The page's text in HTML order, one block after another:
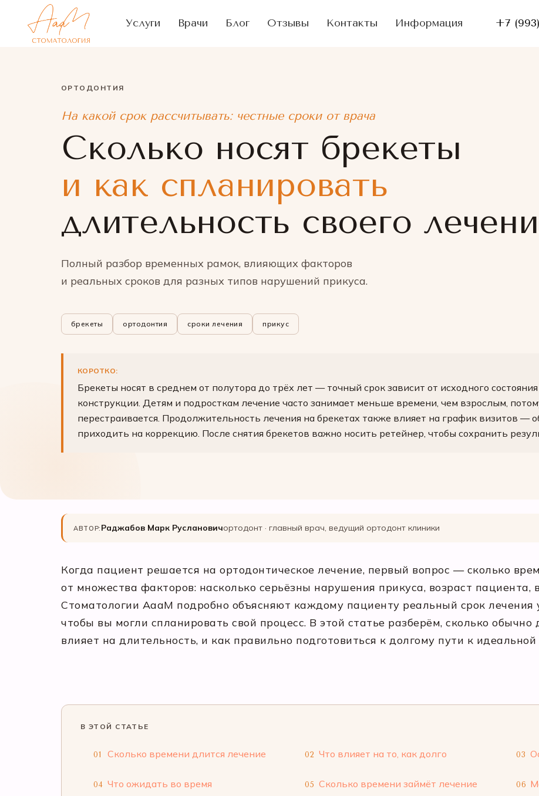
Услуги Врачи Блог Отзывы Контакты Информация +7
ОРТОДОНТИЯ
На какой срок рассчитывать: честные сроки от врача
Сколько носят брекеты
и как спланировать
длительность своего
Полный разбор временных рамок, влияющих факторов
и реальных сроков для разных типов нарушений прикуса.
брекеты ортодонтия сроки лечения прикус
КОРОТКО:
Брекеты носят в среднем от полутора до трёх лет — точный срок зависит от исходного
конструкции. Детям и подросткам лечение часто занимает меньше времени, чем взрослым,
перестраивается. Продолжительность лечения на брекетах также влияет на график визитов —
приходить на коррекцию. После снятия брекетов важно носить ретейнер, чтобы сохранить
АВТОР: Раджабов Марк Руслановичортодонт · главный врач, ведущий ортодонт клиники
Когда пациент решается на ортодонтическое лечение, первый вопрос — сколько
от множества факторов: насколько серьёзны нарушения прикуса, возраст
Стоматологии АааМ подробно объясняют каждому пациенту реальный срок лечения
чтобы вы могли спланировать свой процесс. В этой статье разберём, сколько обычно
влияет на длительность, и как правильно подготовиться к долгому пути к
В ЭТОЙ СТАТЬЕ
01 Сколько времени длится лечение 02 Что влияет на то, как долго 03
04 Что ожидать во время 05 Сколько времени займёт лечение 06